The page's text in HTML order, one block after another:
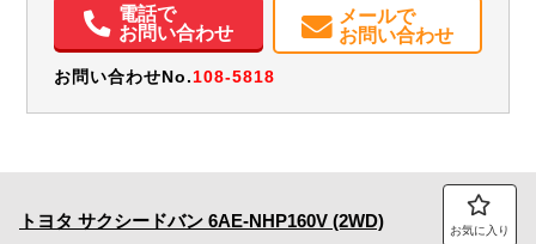
取扱説明書（一部含む）
メンテナンスノート（保証書）
電話で
お問い合わせ
メールで
お問い合わせ
お問い合わせNo.108-5818
トヨタ サクシードバン 6AE-NHP160V (2WD) お気に入り